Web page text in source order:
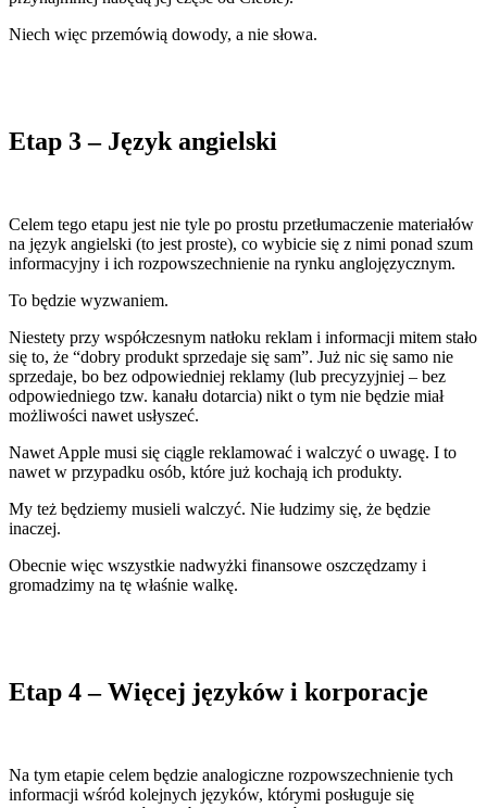
Niech więc przemówią dowody, a nie słowa.
Etap 3 – Język angielski
Celem tego etapu jest nie tyle po prostu przetłumaczenie materiałów
na język angielski (to jest proste), co wybicie się z nimi ponad szum
informacyjny i ich rozpowszechnienie na rynku anglojęzycznym.
To będzie wyzwaniem.
Niestety przy współczesnym natłoku reklam i informacji mitem stało
się to, że “dobry produkt sprzedaje się sam”. Już nic się samo nie
sprzedaje, bo bez odpowiedniej reklamy (lub precyzyjniej – bez
odpowiedniego tzw. kanału dotarcia) nikt o tym nie będzie miał
możliwości nawet usłyszeć.
Nawet Apple musi się ciągle reklamować i walczyć o uwagę. I to
nawet w przypadku osób, które już kochają ich produkty.
My też będziemy musieli walczyć. Nie łudzimy się, że będzie
inaczej.
Obecnie więc wszystkie nadwyżki finansowe oszczędzamy i
gromadzimy na tę właśnie walkę.
Etap 4 – Więcej języków i korporacje
Na tym etapie celem będzie analogiczne rozpowszechnienie tych
informacji wśród kolejnych języków, którymi posługuje się